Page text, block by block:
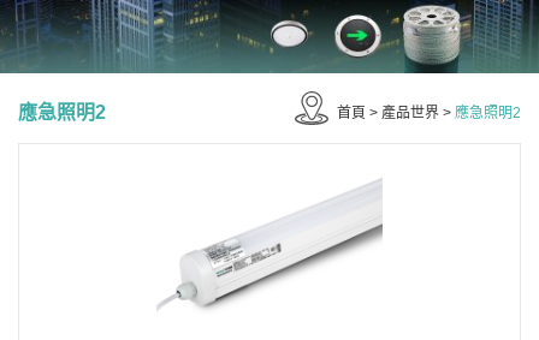
應急照明2 首頁 > 產品世界 > 應急照明2